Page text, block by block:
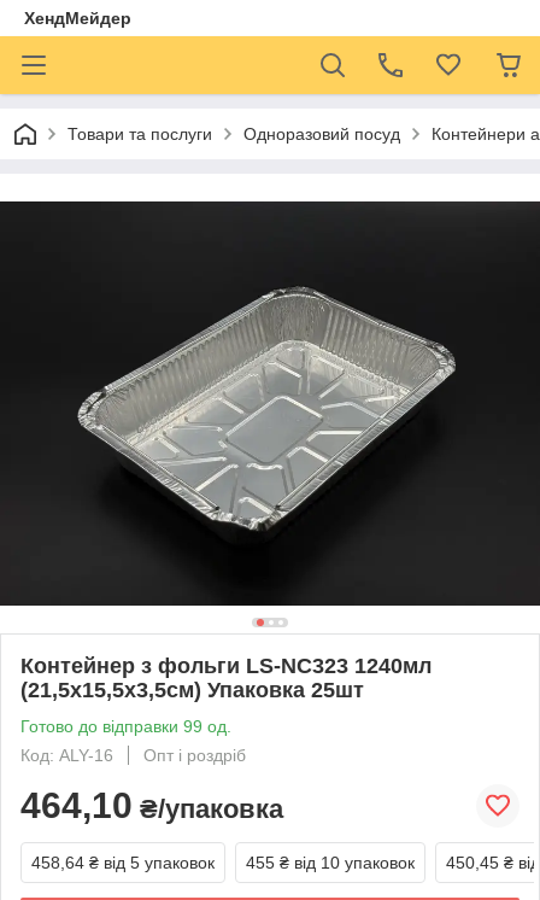
ХендМейдер
Товари та послуги Одноразовий посуд Контейнери
Контейнер з фольги LS-NC323 1240мл
(21,5х15,5х3,5см) Упаковка 25шт
Готово до відправки 99 од.
Код: ALY-16
Опт і роздріб
464,10 ₴/упаковка
458,64 ₴ від 5 упаковок 455 ₴ від 10 упаковок 450,45 ₴